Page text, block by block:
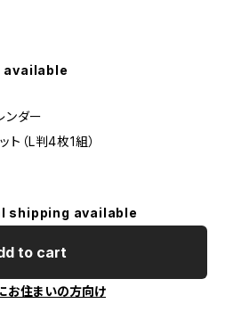
ダー
（L判4枚1組）
shipping available
to cart
お住まいの方向け